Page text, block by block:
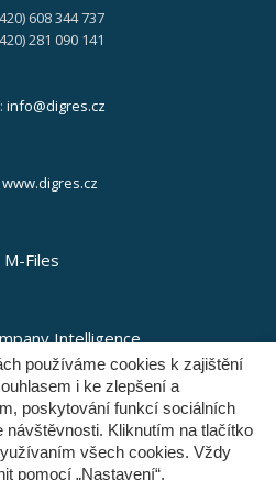
608 344 737
281 090 141
info@digres.cz
www.digres.cz
M-Files
Intelligence
Solutions
používáme cookies k zajištění
i ke zlepšení a
poskytování funkcí sociálních
návštěvnosti. Kliknutím na tlačítko
všech cookies. Vždy
pomocí „Nastavení“.